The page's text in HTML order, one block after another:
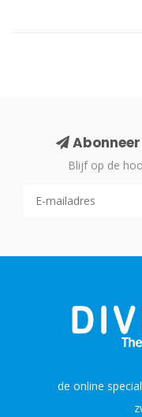
Abonneer
Blijf op de
de online